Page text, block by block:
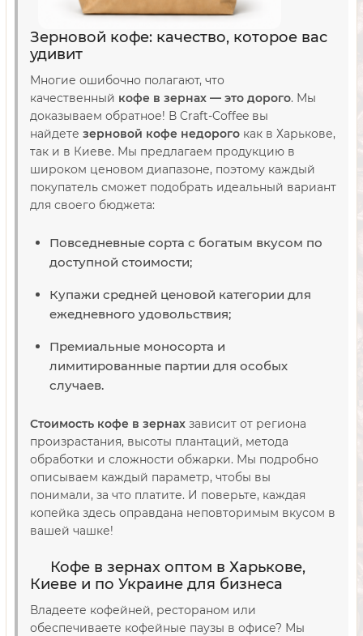
Зерновой кофе: качество, которое вас
удивит
Многие ошибочно полагают, что
качественный кофе в зернах — это дорого. Мы
доказываем обратное! В Craft-Coffee вы
найдете зерновой кофе недорого как в Харькове,
так и в Киеве. Мы предлагаем продукцию в
широком ценовом диапазоне, поэтому каждый
покупатель сможет подобрать идеальный вариант
для своего бюджета:
Повседневные сорта с богатым вкусом по
доступной стоимости;
Купажи средней ценовой категории для
ежедневного удовольствия;
Премиальные моносорта и
лимитированные партии для особых
случаев.
Стоимость кофе в зернах зависит от региона
произрастания, высоты плантаций, метода
обработки и сложности обжарки. Мы подробно
описываем каждый параметр, чтобы вы
понимали, за что платите. И поверьте, каждая
копейка здесь оправдана неповторимым вкусом в
вашей чашке!
Кофе в зернах оптом в Харькове,
Киеве и по Украине для бизнеса
Владеете кофейней, рестораном или
обеспечиваете кофейные паузы в офисе? Мы